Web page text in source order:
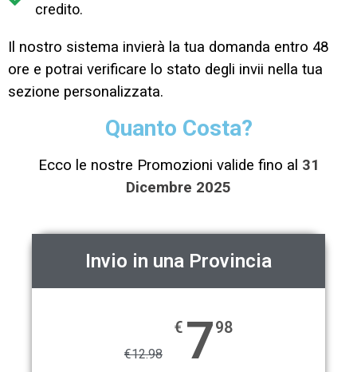
credito.
Il nostro sistema invierà la tua domanda entro 48
ore e potrai verificare lo stato degli invii nella tua
sezione personalizzata.
Quanto Costa?
Ecco le nostre Promozioni valide fino al 31
Dicembre 2025
Invio in una Provincia
€12.98
€ 798